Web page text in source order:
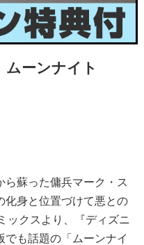
ーンナイト
ら蘇った傭兵マーク・ス
化身と位置づけて悪との
クスより、『ディズニ
も話題の「ムーンナイ